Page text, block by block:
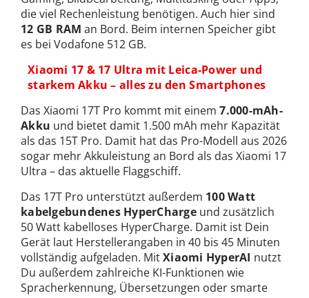
die viel Rechenleistung benötigen. Auch hier sind
12 GB RAM an Bord. Beim internen Speicher gibt
es bei Vodafone 512 GB.
Xiaomi 17 & 17 Ultra mit Leica-Power und
starkem Akku – alles zu den Smartphones
Das Xiaomi 17T Pro kommt mit einem 7.000-mAh-
Akku und bietet damit 1.500 mAh mehr Kapazität
als das 15T Pro. Damit hat das Pro-Modell aus 2026
sogar mehr Akkuleistung an Bord als das Xiaomi 17
Ultra – das aktuelle Flaggschiff.
Das 17T Pro unterstützt außerdem 100 Watt
kabelgebundenes HyperCharge und zusätzlich
50 Watt kabelloses HyperCharge. Damit ist Dein
Gerät laut Herstellerangaben in 40 bis 45 Minuten
vollständig aufgeladen. MitXiaomi HyperAI nutzt
Du außerdem zahlreiche KI-Funktionen wie
Spracherkennung, Übersetzungen oder smarte